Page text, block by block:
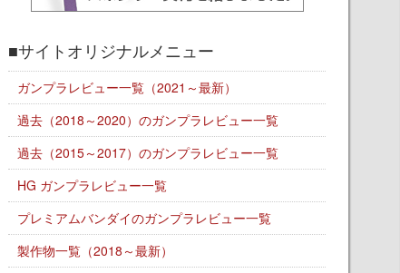
■サイトオリジナルメニュー
ガンプラレビュー一覧（2021～最新）
過去（2018～2020）のガンプラレビュー一覧
過去（2015～2017）のガンプラレビュー一覧
HG ガンプラレビュー一覧
プレミアムバンダイのガンプラレビュー一覧
製作物一覧（2018～最新）